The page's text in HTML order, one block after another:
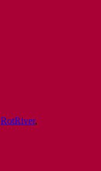
RotRiver,